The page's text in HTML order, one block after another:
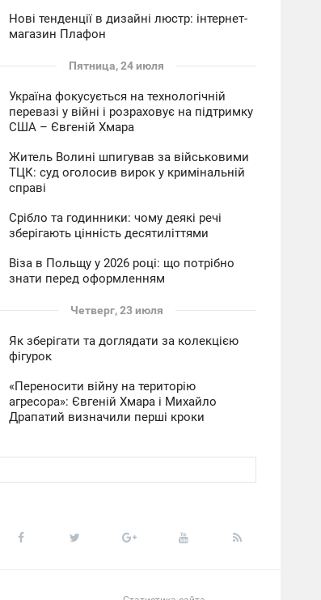
Нові тенденції в дизайні люстр: інтернет-
магазин Плафон
Пятница, 24 июля
Україна фокусується на технологічній
перевазі у війні і розраховує на підтримку
США – Євгеній Хмара
Житель Волині шпигував за військовими
ТЦК: суд оголосив вирок у кримінальній
справі
Срібло та годинники: чому деякі речі
зберігають цінність десятиліттями
Віза в Польщу у 2026 році: що потрібно
знати перед оформленням
Четверг, 23 июля
Як зберігати та доглядати за колекцією
фігурок
«Переносити війну на територію
агресора»: Євгеній Хмара і Михайло
Драпатий визначили перші кроки